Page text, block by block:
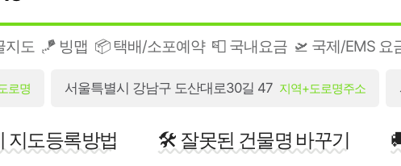
지도 🪁 빙맵 📦 택배/소포예약 📮 국내요금 🛫 국제/EMS 요
로명 서울특별시 강남구 도산대로30길 47 지역+도로명주소
지도등록방법 🛠️ 잘못된 건물명 바꾸기